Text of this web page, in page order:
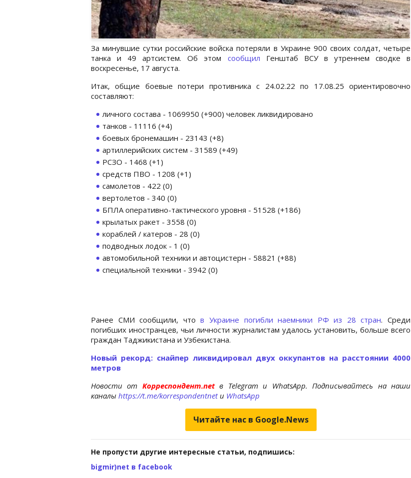
За минувшие сутки российские войска потеряли в Украине 900 своих солдат, четыре
танка и 49 артсистем. Об этом сообщил Генштаб ВСУ в утреннем сводке в
воскресенье, 17 августа.
Итак, общие боевые потери противника с 24.02.22 по 17.08.25 ориентировочно
составляют:
личного состава - 1069950 (+900) человек ликвидировано
танков - 11116 (+4)
боевых бронемашин - 23143 (+8)
артиллерийских систем - 31589 (+49)
РСЗО - 1468 (+1)
средств ПВО - 1208 (+1)
самолетов - 422 (0)
вертолетов - 340 (0)
БПЛА оперативно-тактического уровня - 51528 (+186)
крылатых ракет - 3558 (0)
кораблей / катеров - 28 (0)
подводных лодок - 1 (0)
автомобильной техники и автоцистерн - 58821 (+88)
специальной техники - 3942 (0)
Ранее СМИ сообщили, чтов Украине погибли наемники РФ из 28 стран. Среди
погибших иностранцев, чьи личности журналистам удалось установить, больше всего
граждан Таджикистана и Узбекистана.
Новый рекорд: снайпер ликвидировал двух оккупантов на расстоянии 4000
метров
Новости от Корреспондент.netв Telegram и WhatsApp. Подписывайтесь на наши
каналы https://t.me/korrespondentnetи WhatsApp
Читайте нас в Google.News
Не пропусти другие интересные статьи, подпишись:
bigmir)net в facebook